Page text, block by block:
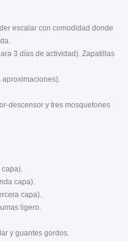
escalar con comodidad donde
3 días de actividad). Zapatillas
aproximaciones).
descensor y tres mosquetones
capa).
capa).
capa).
ligero.
y guantes gordos.